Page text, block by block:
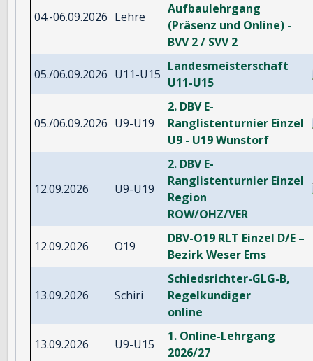
04.-06.09.2026 Lehre
Aufbaulehrgang
(Präsenz und Online) -
BVV 2 / SVV 2
05./06.09.2026 U11-U15
Landesmeisterschaft
U11-U15
05./06.09.2026 U9-U19
2. DBV E-
Ranglistenturnier Einzel
U9 - U19 Wunstorf
12.09.2026 U9-U19
2. DBV E-
Ranglistenturnier Einzel
Region
ROW/OHZ/VER
12.09.2026 O19
DBV-O19 RLT Einzel D/E –
Bezirk Weser Ems
13.09.2026 Schiri
Schiedsrichter-GLG-B,
Regelkundiger
online
13.09.2026 U9-U15
1. Online-Lehrgang
2026/27